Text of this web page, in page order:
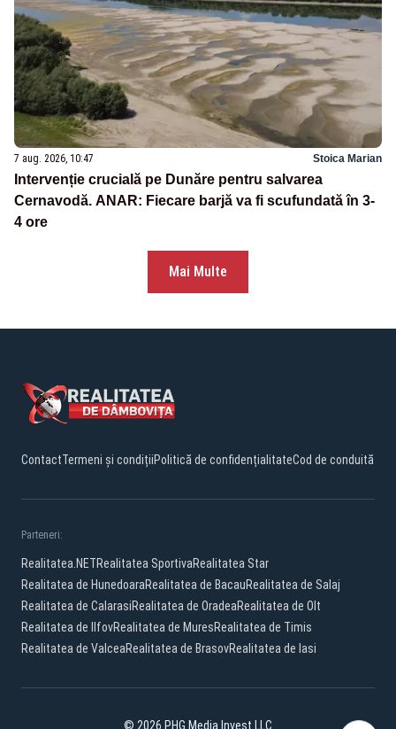
7 aug. 2026, 10:47 Stoica Marian
Intervenție crucială pe Dunăre pentru salvarea
Cernavodă. ANAR: Fiecare barjă va fi scufundată în 3-
4 ore
Mai Multe
ContactTermeni și condițiiPolitică de confidențialitateCod de conduită
Parteneri:
Realitatea.NETRealitatea SportivaRealitatea Star
Realitatea de HunedoaraRealitatea de BacauRealitatea de Salaj
Realitatea de CalarasiRealitatea de OradeaRealitatea de Olt
Realitatea de IlfovRealitatea de MuresRealitatea de Timis
Realitatea de ValceaRealitatea de BrasovRealitatea de Iasi
© 2026 PHG Media Invest LLC